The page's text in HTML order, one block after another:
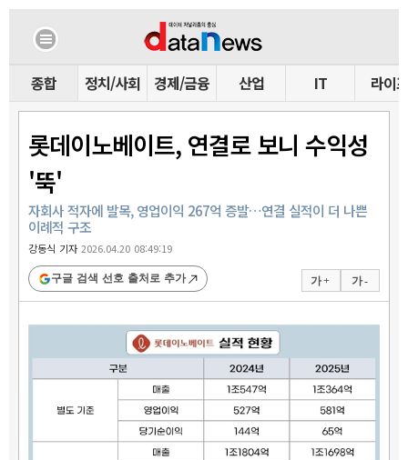
종합 정치/사회 경제/금융 산업 IT 라이프
롯데이노베이트, 연결로 보니 수익성
'뚝'
자회사 적자에 발목, 영업이익 267억 증발…연결 실적이 더 나쁜
이례적 구조
강동식 기자2026.04.20 08:49:19
가 + 가 -
구글 검색 선호 출처로 추가